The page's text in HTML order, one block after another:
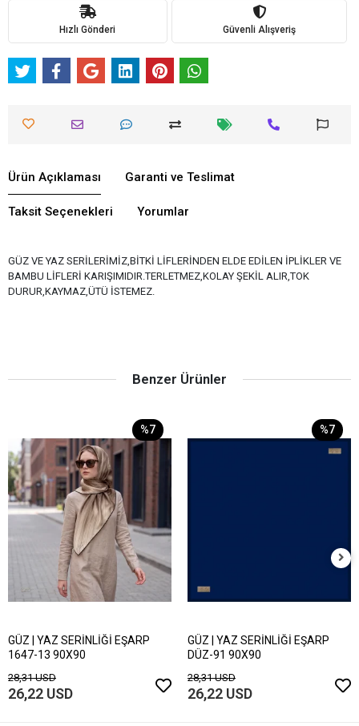
Hızlı Gönderi Güvenli Alışveriş
Ürün Açıklaması Garanti ve Teslimat
Taksit Seçenekleri Yorumlar
GÜZ VE YAZ SERİLERİMİZ,BİTKİ LİFLERİNDEN ELDE EDİLEN İPLİKLER VE
BAMBU LİFLERİ KARIŞIMIDIR.TERLETMEZ,KOLAY ŞEKİL ALIR,TOK
DURUR,KAYMAZ,ÜTÜ İSTEMEZ.
Benzer Ürünler
%7
GÜZ | YAZ SERİNLİĞİ EŞARP
1647-13 90X90
28,31 USD
26,22 USD
%7
GÜZ | YAZ SERİNLİĞİ EŞARP
DÜZ-91 90X90
28,31 USD
26,22 USD